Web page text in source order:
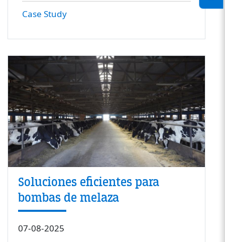
Case Study
Soluciones eficientes para
bombas de melaza
07-08-2025